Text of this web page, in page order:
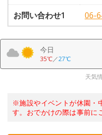
お問い合わせ1
06-
今日
35℃／27℃
天気
※施設やイベントが休園・
す。おでかけの際は事前に